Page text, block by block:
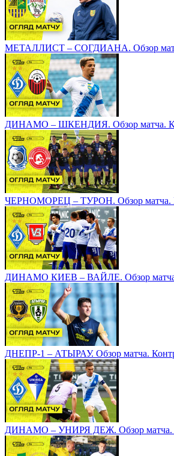
МЕТАЛЛИСТ – СОГДИАНА. Обзор
ДИНАМО – ШКЕНДИЯ. Обзор матча.
ЧЕРНОМОРЕЦ – ТУРОН. Обзор матча.
ДИНАМО КИЕВ – ВАЙЛЕ. Обзор матча.
ДНЕПР-1 – АТЫРАУ. Обзор матча.
ДИНАМО – УНИРЯ ДЕЖ. Обзор матча.